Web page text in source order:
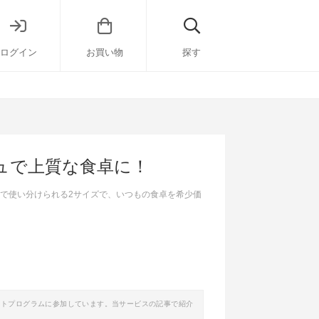
ログイン お買い物 探す
上質な食卓に！
使い分けられる2サイズで、いつもの食卓を希少価
プログラムに参加しています。当サービスの記事で紹介